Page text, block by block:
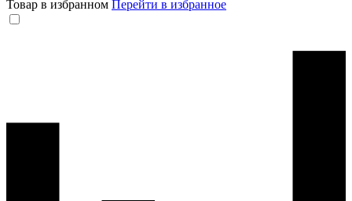
Товар в избранном Перейти в избранное